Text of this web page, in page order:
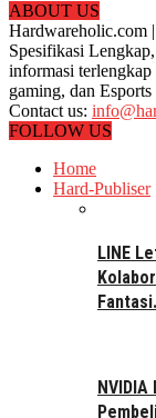
ABOUT US
Hardwareholic.com
Spesifikasi
informasi terlengkap
gaming, dan
Contact us:
FOLLOW US
Home
Hard-Publiser
LINE